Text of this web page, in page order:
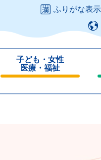
ふりがな表示
子ども・女性
医療・福祉
じ